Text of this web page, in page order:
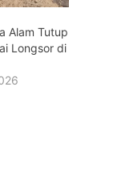
Alam Tutup
Longsor di